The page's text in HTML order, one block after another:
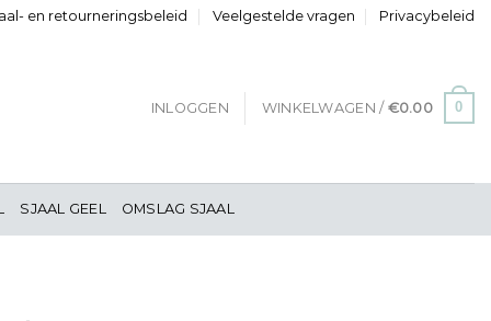
en retourneringsbeleid Veelgestelde vragen Privacybeleid
INLOGGEN WINKELWAGEN / €0.00 0
SJAAL GEEL OMSLAG SJAAL